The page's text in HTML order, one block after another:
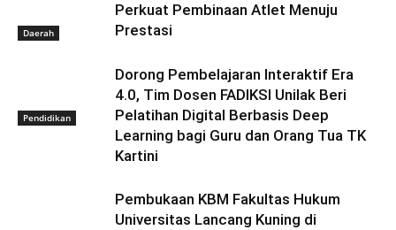
Daerah
Perkuat Pembinaan Atlet Menuju
Prestasi
Pendidikan
Dorong Pembelajaran Interaktif Era
4.0, Tim Dosen FADIKSI Unilak Beri
Pelatihan Digital Berbasis Deep
Learning bagi Guru dan Orang Tua TK
Kartini
Pembukaan KBM Fakultas Hukum
Universitas Lancang Kuning di